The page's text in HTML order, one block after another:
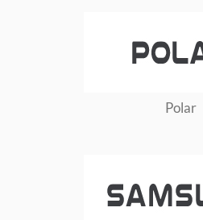
Polar